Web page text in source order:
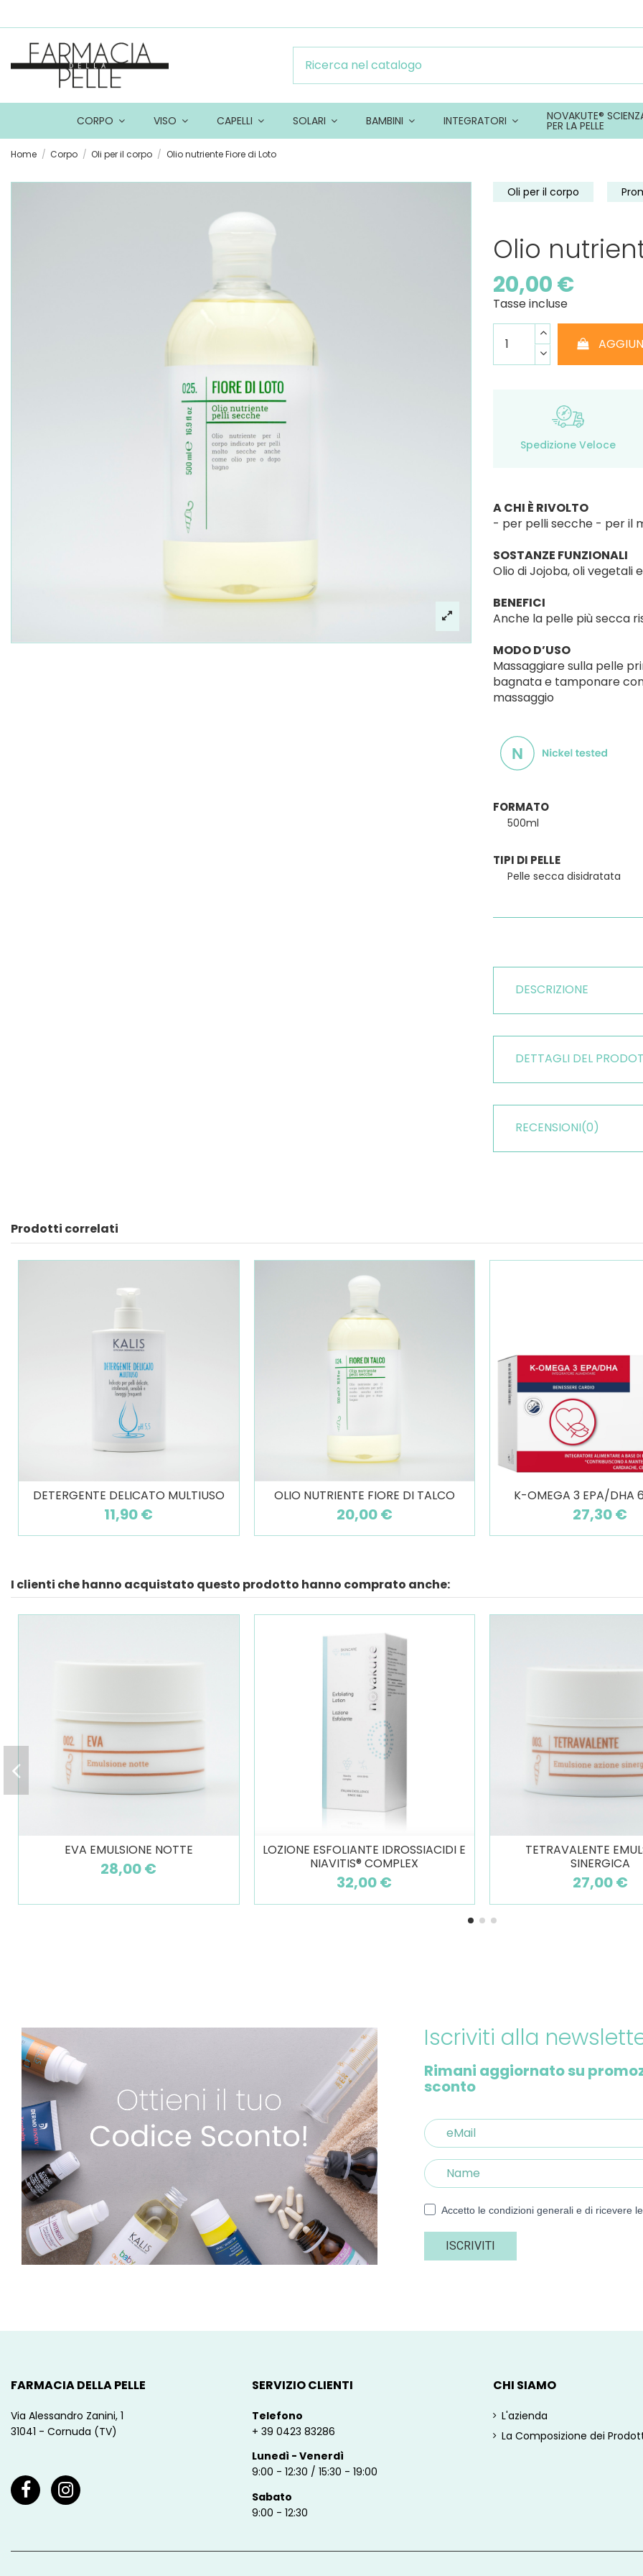
CORPO VISO CAPELLI SOLARI BAMBINI INTEGRATORI NOVAKUTE®
PER LA PELLE
Home Corpo Oli per il corpo Olio nutriente Fiore di Loto
Oli per il corpo
Olio
20,00 €
Tasse incluse
Spedizione Veloce
A CHI È RIVOLTO
- per pelli secche - per il
SOSTANZE FUNZIONALI
Olio di Jojoba, oli vegetali
BENEFICI
Anche la pelle più secca
MODO D’USO
Massaggiare sulla pelle
bagnata e tamponare
massaggio
FORMATO
500ml
TIPI DI PELLE
Pelle secca disidratata
DESCRIZIONE
DETTAGLI DEL
RECENSIONI(0)
Prodotti correlati
DETERGENTE DELICATO MULTIUSO
11,90 €
OLIO NUTRIENTE FIORE DI TALCO
20,00 €
K-OMEGA 3 EPA/DHA
27,30 €
I clienti che hanno acquistato questo prodotto hanno comprato anche:
EVA EMULSIONE NOTTE
28,00 €
LOZIONE ESFOLIANTE IDROSSIACIDI E
NIAVITIS® COMPLEX
32,00 €
TETRAVALENTE
SINERGICA
27,00 €
Iscriviti alla
Rimani aggiornato su
sconto
Accetto le condizioni generali e di ricevere
ISCRIVITI
FARMACIA DELLA PELLE
Via Alessandro Zanini, 1
31041 - Cornuda (TV)
SERVIZIO CLIENTI
Telefono
+ 39 0423 83286
Lunedì - Venerdì
9:00 - 12:30 / 15:30 - 19:00
Sabato
9:00 - 12:30
CHI SIAMO
L'azienda
La Composizione dei